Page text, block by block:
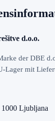
d.o.o.
der DBE
Lager mit
1000 Ljubljana